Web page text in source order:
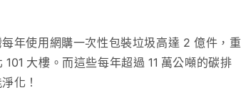
年使用網購一次性包裝垃圾高達 2 億件，重
大樓。而這些每年超過 11 萬公噸的碳排
化！